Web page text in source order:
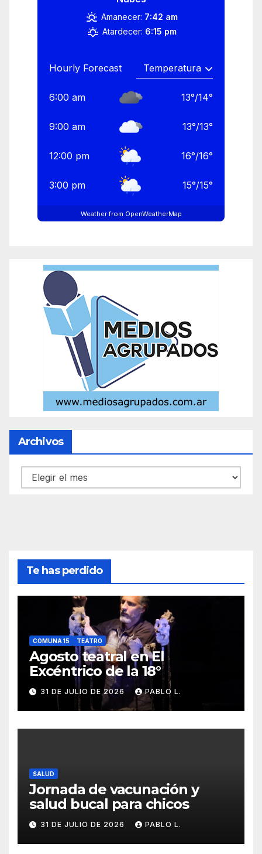
Amanecer: 7:42 am
Atardecer: 6:15 pm
Hourly Forecast
6:00 am 13°/14°
9:00 am 13°/13°
12:00 pm 16°/16°
3:00 pm 15°/15°
Weather from OpenWeatherMap
Archivos
Archivos
Te has perdido
COMUNA 15 TEATRO
Agosto teatral en El
Excéntrico de la 18°
31 DE JULIO DE 2026 PABLO L.
SALUD
Jornada de vacunación y
salud bucal para chicos
31 DE JULIO DE 2026 PABLO L.